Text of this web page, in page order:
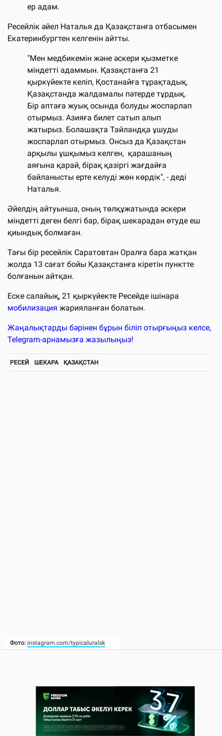
Фото: instagram.com/typicaluralsk
ер адам.
Ресейлік әйел Наталья да Қазақстанға отбасымен
Екатеринбургтен келгенін айтты.
"Мен медбикемін және әскери қызметке
міндетті адаммын. Қазақстанға 21
қыркүйекте келіп, Қостанайға тұрақтадық.
Қазақстанда жалдамалы пәтерде тұрдық.
Бір аптаға жуық осында болуды жоспарлап
отырмыз. Азияға билет сатып алып
жатырыз. Болашақта Тайландқа ұшуды
жоспарлап отырмыз. Онсыз да Қазақстан
арқылы ұшқымыз келген, қарашаның
аяғына қарай, бірақ қазіргі жағдайға
байланысты ерте келуді жөн көрдік", - деді
Наталья.
Әйелдің айтуынша, оның төлқұжатында әскери
міндетті деген белгі бар, бірақ шекарадан өтуде еш
қиындық болмаған.
Тағы бір ресейлік Саратовтан Оралға бара жатқан
жолда 13 сағат бойы Қазақстанға кіретін пунктте
болғанын айтқан.
Еске салайық, 21 қыркүйекте Ресейде ішінара
мобилизация жарияланған болатын.
Жаңалықтарды бәрінен бұрын біліп отырғыңыз келсе,
Telegram-арнамызға жазылыңыз!
РЕСЕЙ ШЕКАРА ҚАЗАҚСТАН